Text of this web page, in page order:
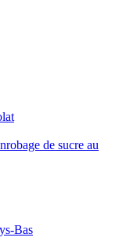
de sucre au
Bas